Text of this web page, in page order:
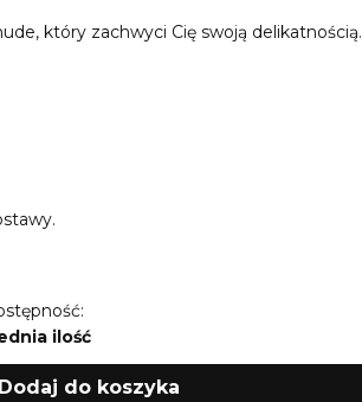
który zachwyci Cię swoją delikatnością.
ilość
Dodaj do koszyka